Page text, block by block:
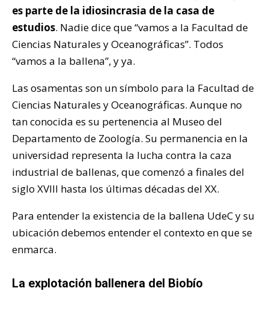
es parte de la idiosincrasia de la casa de
estudios. Nadie dice que “vamos a la Facultad de
Ciencias Naturales y Oceanográficas”. Todos
“vamos a la ballena”, y ya.
Las osamentas son un símbolo para la Facultad de
Ciencias Naturales y Oceanográficas. Aunque no
tan conocida es su pertenencia al Museo del
Departamento de Zoología. Su permanencia en la
universidad representa la lucha contra la caza
industrial de ballenas, que comenzó a finales del
siglo XVIII hasta los últimas décadas del XX.
Para entender la existencia de la ballena UdeC y su
ubicación debemos entender el contexto en que se
enmarca.
La explotación ballenera del Biobío